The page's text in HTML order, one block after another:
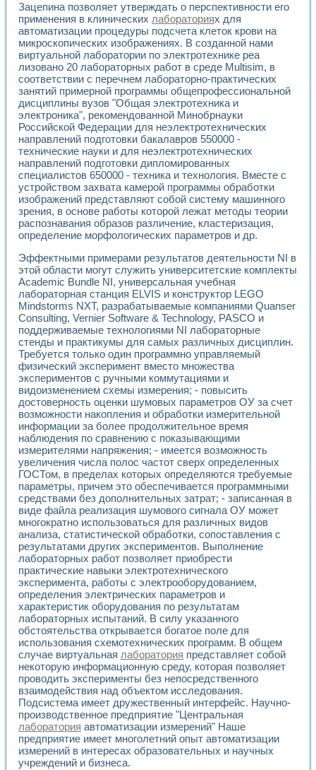
Зацепина позволяет утверждать о перспективности его
применения в клинических лабораториях для
автоматизации процедуры подсчета клеток крови на
микроскопических изображениях. В созданной нами
виртуальной лаборатории по электротехнике реа
лизовано 20 лабораторных работ в среде Multisim, в
соответствии с перечнем лабораторно-практических
занятий примерной программы общепрофессиональной
дисциплины вузов "Общая электротехника и
электроника", рекомендованной Минобрнауки
Российской Федерации для неэлектротехнических
направлений подготовки бакалавров 550000 -
технические науки и для неэлектротехнических
направлений подготовки дипломированных
специалистов 650000 - техника и технология. Вместе с
устройством захвата камерой программы обработки
изображений представляют собой систему машинного
зрения, в основе работы которой лежат методы теории
распознавания образов различение, кластеризация,
определение морфологических параметров и др.
Эффектными примерами результатов деятельности NI в
этой области могут служить университетские комплекты
Academic Bundle NI, универсальная учебная
лабораторная станция ELVIS и конструктор LEGO
Mindstorms NXT, разрабатываемые компаниями Quanser
Consulting, Vernier Software & Technology, PASCO и
поддерживаемые технологиями NI лабораторные
стенды и практикумы для самых различных дисциплин.
Требуется только один программно управляемый
физический эксперимент вместо множества
экспериментов с ручными коммутациями и
видоизменением схемы измерения; - повысить
достоверность оценки шумовых параметров ОУ за счет
возможности накопления и обработки измерительной
информации за более продолжительное время
наблюдения по сравнению с показывающими
измерителями напряжения; - имеется возможность
увеличения числа полос частот сверх определенных
ГОСТом, в пределах которых определяются требуемые
параметры, причем это обеспечивается программными
средствами без дополнительных затрат; - записанная в
виде файла реализация шумового сигнала ОУ может
многократно использоваться для различных видов
анализа, статистической обработки, сопоставления с
результатами других экспериментов. Выполнение
лабораторных работ позволяет приобрести
практические навыки электротехнического
эксперимента, работы с электрооборудованием,
определения электрических параметров и
характеристик оборудования по результатам
лабораторных испытаний. В силу указанного
обстоятельства открывается богатое поле для
использования схемотехнических программ. В общем
случае виртуальная лаборатория представляет собой
некоторую информационную среду, которая позволяет
проводить эксперименты без непосредственного
взаимодействия над объектом исследования.
Подсистема имеет дружественный интерфейс. Научно-
производственное предприятие "Центральная
лаборатория автоматизации измерений" Наше
предприятие имеет многолетний опыт автоматизации
измерений в интересах образовательных и научных
учреждений и бизнеса.